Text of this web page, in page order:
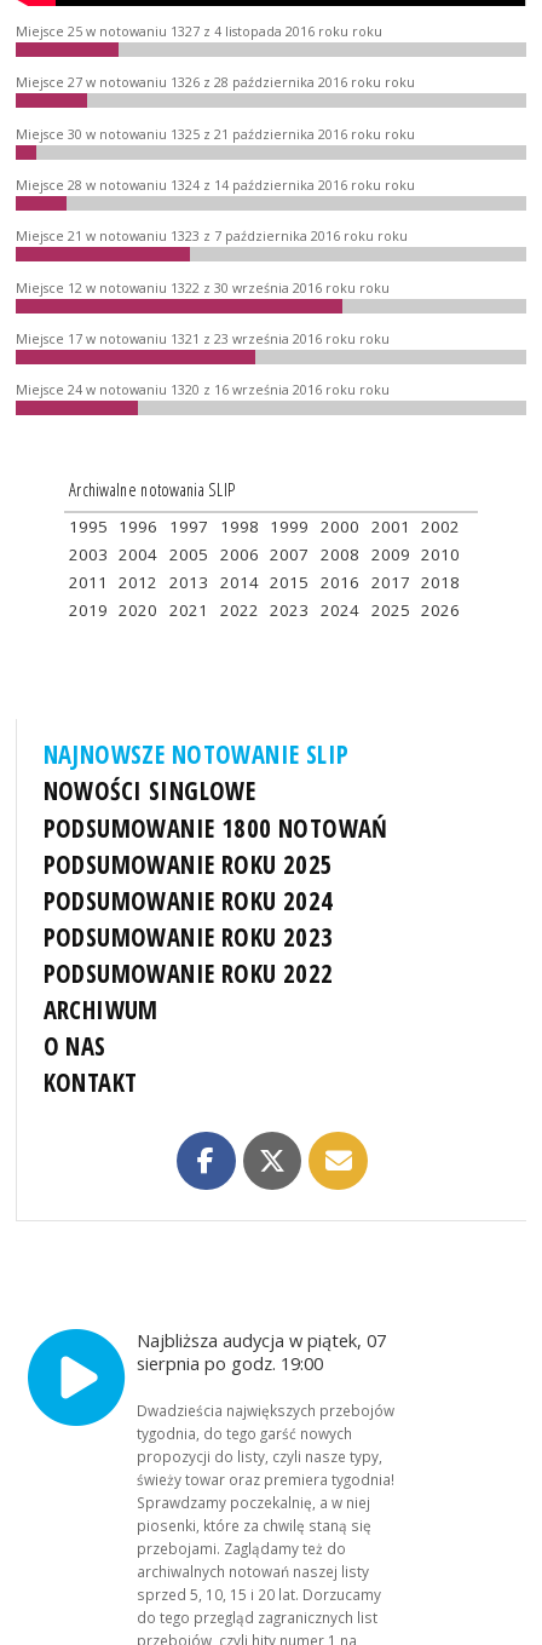
Miejsce 25 w notowaniu 1327 z 4 listopada 2016 roku roku
Miejsce 27 w notowaniu 1326 z 28 października 2016 roku roku
Miejsce 30 w notowaniu 1325 z 21 października 2016 roku roku
Miejsce 28 w notowaniu 1324 z 14 października 2016 roku roku
Miejsce 21 w notowaniu 1323 z 7 października 2016 roku roku
Miejsce 12 w notowaniu 1322 z 30 września 2016 roku roku
Miejsce 17 w notowaniu 1321 z 23 września 2016 roku roku
Miejsce 24 w notowaniu 1320 z 16 września 2016 roku roku
Archiwalne notowania SLIP
1995 1996 1997 1998 1999 2000 2001
2002
2003 2004 2005 2006 2007 2008 2009 2010
2011
2012 2013 2014 2015 2016 2017 2018
2019 2020 2021 2022 2023 2024 2025 2026
NAJNOWSZE NOTOWANIE SLIP
NOWOŚCI SINGLOWE
PODSUMOWANIE 1800 NOTOWAŃ
PODSUMOWANIE ROKU 2025
PODSUMOWANIE ROKU 2024
PODSUMOWANIE ROKU 2023
PODSUMOWANIE ROKU 2022
ARCHIWUM
O NAS
KONTAKT
Najbliższa audycja w piątek, 07
sierpnia po godz. 19:00
Dwadzieścia największych przebojów
tygodnia, do tego garść nowych
propozycji do listy, czyli nasze typy,
świeży towar oraz premiera tygodnia!
Sprawdzamy poczekalnię, a w niej
piosenki, które za chwilę staną się
przebojami. Zaglądamy też do
archiwalnych notowań naszej listy
sprzed 5, 10, 15 i 20 lat. Dorzucamy
do tego przegląd zagranicznych list
przebojów, czyli hity numer 1 na